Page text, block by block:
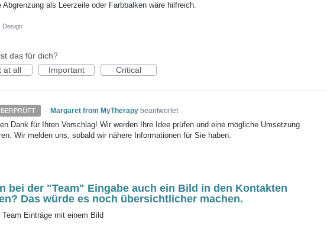
Abgrenzung als Leerzeile oder Farbbalken wäre hilfreich.
Design
das für dich?
at all
Important Critical
· Margaret from MyTherapy beantwortet
Dank für Ihren Vorschlag! Wir werden Ihre Idee prüfen und eine mögliche Umsetzung
Wir melden uns, sobald wir nähere Informationen für Sie haben.
bei der "Team" Eingabe auch ein Bild in den Kontakten
Das würde es noch übersichtlicher machen.
Team Einträge mit einem Bild